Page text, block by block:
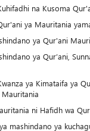
na Kusoma
ya Mauritania
ya Qur'ani
ya Qur’ani,
ya Kimataifa ya
ni Hafidh wa
mashindano ya